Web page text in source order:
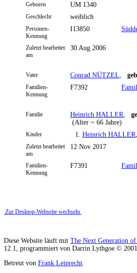
Geboren UM 1340
Geschlecht weiblich
Personen-
Kennung
I13850
Zuletzt bearbeitet
am
30 Aug 2006
Vater Conrad NÜTZEL
Familien-
Kennung
F7392
Familie Heinrich HALLER
(Alter ~ 66 Jahre)
Kinder 1. Heinrich HALLER
Zuletzt bearbeitet
am
12 Nov 2017
Familien-
Kennung
F7391
Zur Desktop-Webseite wechseln
Diese Website läuft mit The Next Generation
12.1, programmiert von Darrin Lythgoe ©
Betreut von Frank Leiprecht